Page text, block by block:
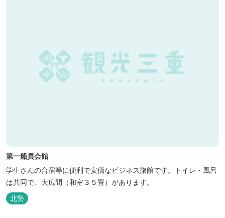
第一船員会館
学生さんの合宿等に便利で安価なビジネス旅館です。トイレ・風呂
は共同で、大広間（和室３５畳）があります。
北勢